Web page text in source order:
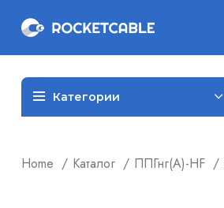
Категории
Home Каталог ППГнг(А)-HF